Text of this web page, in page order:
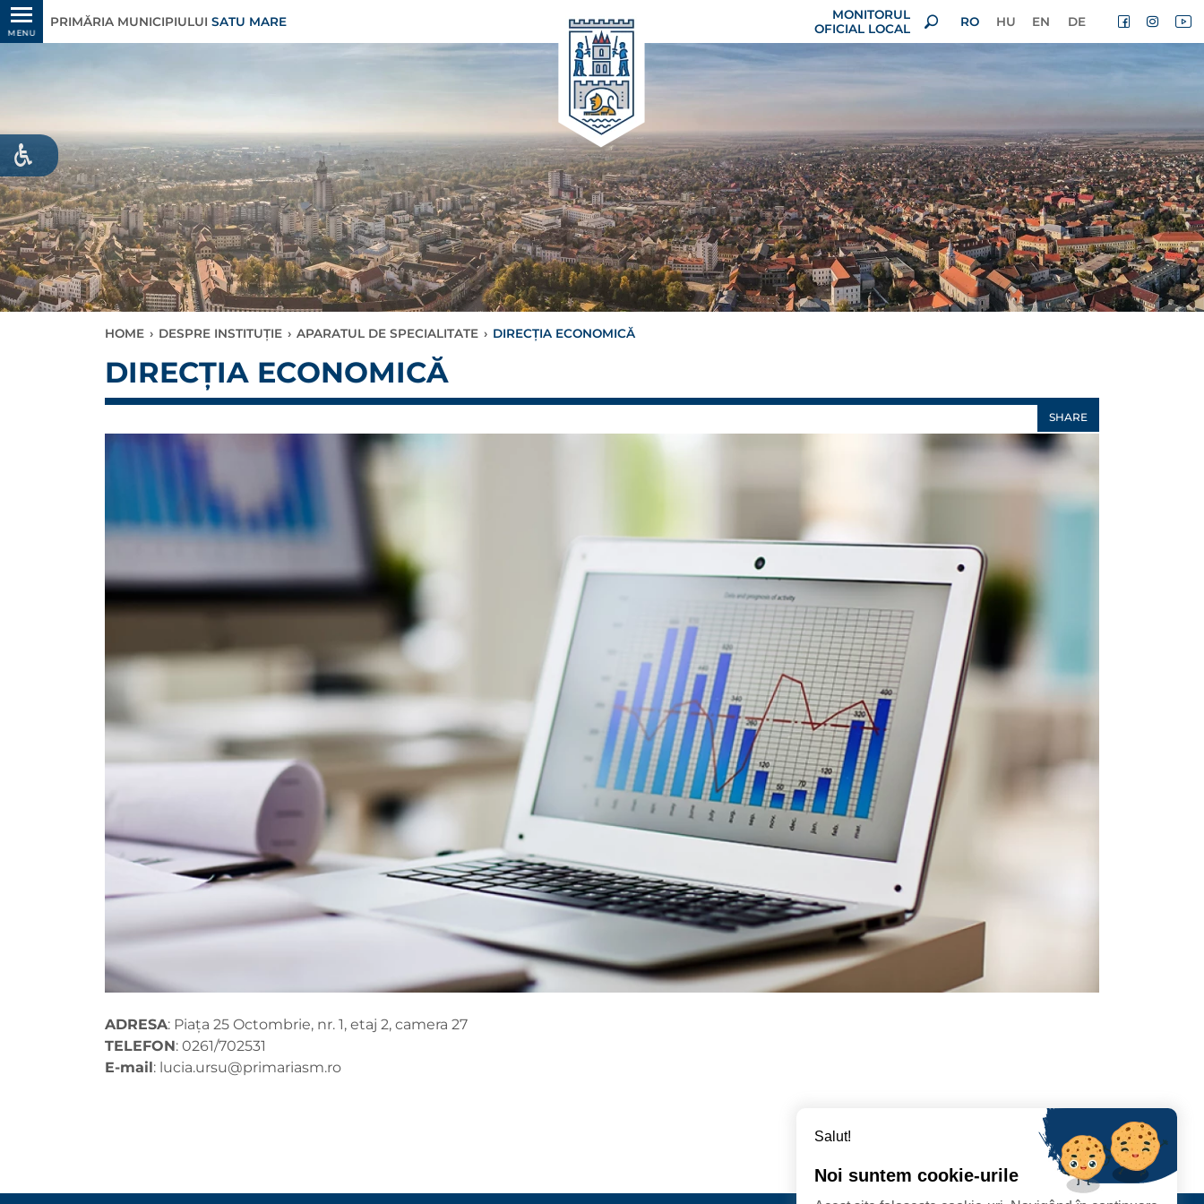
MENU
PRIMĂRIA MUNICIPIULUI SATU MARE
MONITORUL
OFICIAL LOCAL
RO HU EN DE
HOME › DESPRE INSTITUȚIE › APARATUL DE SPECIALITATE › DIRECŢIA ECONOMICĂ
DIRECŢIA ECONOMICĂ
SHARE
ADRESA: Piața 25 Octombrie, nr. 1, etaj 2, camera 27
TELEFON: 0261/702531
E-mail: lucia.ursu@primariasm.ro
Salut!
Noi suntem cookie-urile